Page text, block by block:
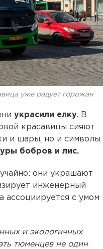
уже радует горожан
украсили елку. В
красавицы сияют
и шары, но и символы
бобров и лис.
они украшают
инженерный
ассоциируется с умом
и экологичных
тюменцев не один